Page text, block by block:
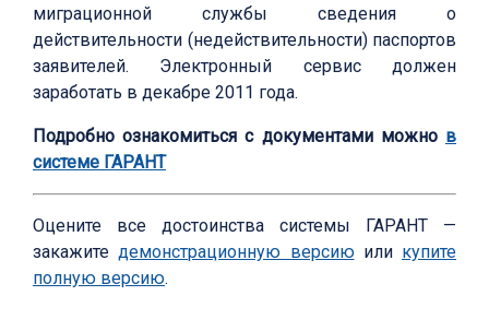
миграционной службы сведения о
действительности (недействительности) паспортов
заявителей. Электронный сервис должен
заработать в декабре 2011 года.
Подробно ознакомиться с документами можно в
системе ГАРАНТ
Оцените все достоинства системы ГАРАНТ —
закажитедемонстрационную версиюили купите
полную версию.